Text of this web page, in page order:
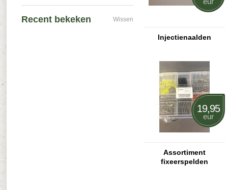
Injectienaalden
19,95
eur
Assortiment
fixeerspelden
Recent bekeken Wissen